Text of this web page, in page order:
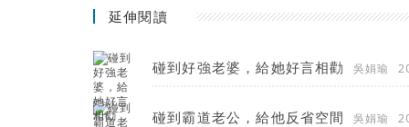
延伸閱讀
碰到好強老婆，給她好言相勸 吳娟瑜
碰到霸道老公，給他反省空間 吳娟瑜